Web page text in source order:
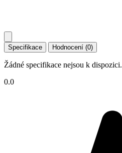
Specifikace Hodnocení (0)
Žádné specifikace nejsou k dispozici.
0.0